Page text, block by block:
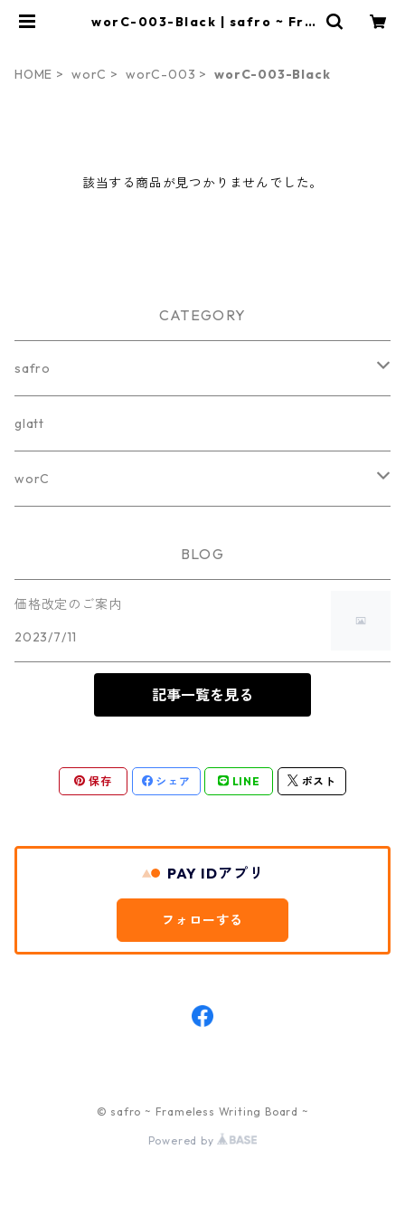
worC-003-Black | safro ~ Fra
HOME worC worC-003 worC-003-Black
該当する商品が見つかりませんでした。
CATEGORY
safro
ホワイトボード
カラーボード
glatt
worC
worC-001-Black
worC-002-White
worC-003
BLOG
価格改定のご案内
2023/7/11
記事一覧を見る
保存 シェア LINE ポスト
PAY IDアプリ
フォローする
© safro ~ Frameless Writing Board ~
Powered by